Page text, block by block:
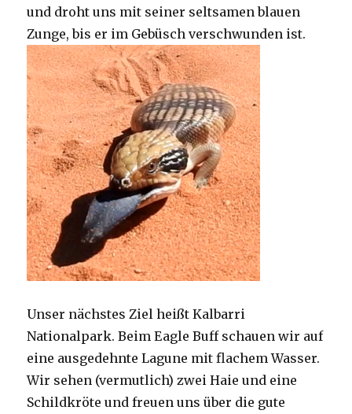
und droht uns mit seiner seltsamen blauen
Zunge, bis er im Gebüsch verschwunden ist.
Unser nächstes Ziel heißt Kalbarri
Nationalpark. Beim Eagle Buff schauen wir auf
eine ausgedehnte Lagune mit flachem Wasser.
Wir sehen (vermutlich) zwei Haie und eine
Schildkröte und freuen uns über die gute